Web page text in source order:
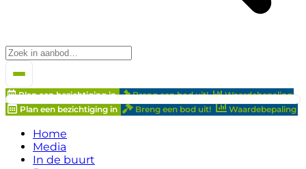
Plan een bezichtiging in Breng een bod uit!
Waardebepaling
Plan een bezichtiging in
Breng een bod uit! Waardebepaling
Home
Media
In de buurt